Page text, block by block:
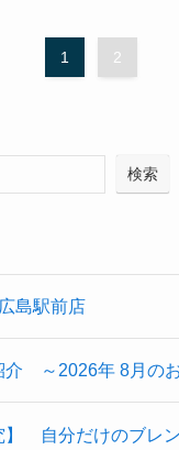
1 2
検索
島駅前店
介 ～2026年 8月の
】 自分だけのブレ